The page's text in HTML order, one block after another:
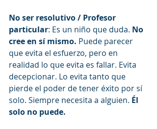
No ser resolutivo / Profesor
particular: Es un niño que duda. No
cree en sí mismo. Puede parecer
que evita el esfuerzo, pero en
realidad lo que evita es fallar. Evita
decepcionar. Lo evita tanto que
pierde el poder de tener éxito por sí
solo. Siempre necesita a alguien. Él
solo no puede.